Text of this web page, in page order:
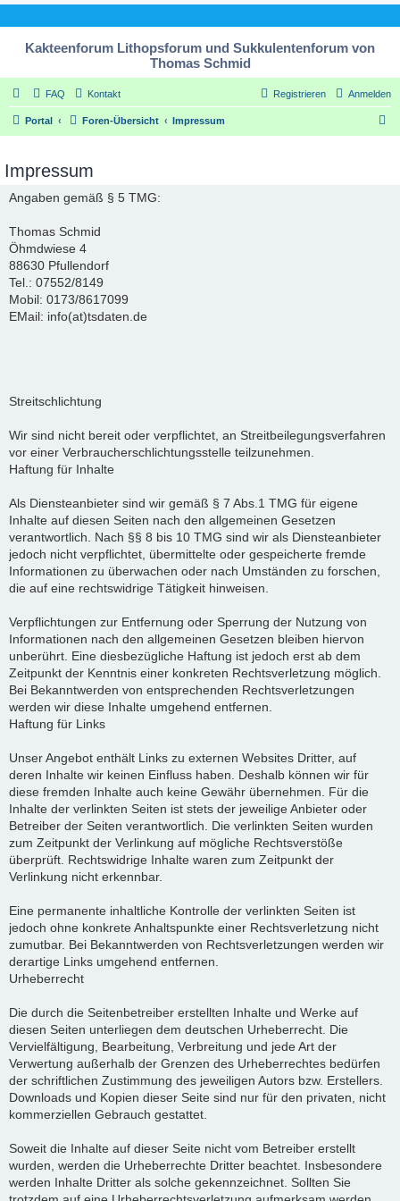
Kakteenforum Lithopsforum und Sukkulentenforum von
Thomas Schmid
FAQ Kontakt Anmelden
Registrieren
Portal Foren-Übersicht Impressum
Impressum
Angaben gemäß § 5 TMG:
Thomas Schmid
Öhmdwiese 4
88630 Pfullendorf
Tel.: 07552/8149
Mobil: 0173/8617099
EMail: info(at)tsdaten.de
Streitschlichtung
Wir sind nicht bereit oder verpflichtet, an Streitbeilegungsverfahren
vor einer Verbraucherschlichtungsstelle teilzunehmen.
Haftung für Inhalte
Als Diensteanbieter sind wir gemäß § 7 Abs.1 TMG für eigene
Inhalte auf diesen Seiten nach den allgemeinen Gesetzen
verantwortlich. Nach §§ 8 bis 10 TMG sind wir als Diensteanbieter
jedoch nicht verpflichtet, übermittelte oder gespeicherte fremde
Informationen zu überwachen oder nach Umständen zu forschen,
die auf eine rechtswidrige Tätigkeit hinweisen.
Verpflichtungen zur Entfernung oder Sperrung der Nutzung von
Informationen nach den allgemeinen Gesetzen bleiben hiervon
unberührt. Eine diesbezügliche Haftung ist jedoch erst ab dem
Zeitpunkt der Kenntnis einer konkreten Rechtsverletzung möglich.
Bei Bekanntwerden von entsprechenden Rechtsverletzungen
werden wir diese Inhalte umgehend entfernen.
Haftung für Links
Unser Angebot enthält Links zu externen Websites Dritter, auf
deren Inhalte wir keinen Einfluss haben. Deshalb können wir für
diese fremden Inhalte auch keine Gewähr übernehmen. Für die
Inhalte der verlinkten Seiten ist stets der jeweilige Anbieter oder
Betreiber der Seiten verantwortlich. Die verlinkten Seiten wurden
zum Zeitpunkt der Verlinkung auf mögliche Rechtsverstöße
überprüft. Rechtswidrige Inhalte waren zum Zeitpunkt der
Verlinkung nicht erkennbar.
Eine permanente inhaltliche Kontrolle der verlinkten Seiten ist
jedoch ohne konkrete Anhaltspunkte einer Rechtsverletzung nicht
zumutbar. Bei Bekanntwerden von Rechtsverletzungen werden wir
derartige Links umgehend entfernen.
Urheberrecht
Die durch die Seitenbetreiber erstellten Inhalte und Werke auf
diesen Seiten unterliegen dem deutschen Urheberrecht. Die
Vervielfältigung, Bearbeitung, Verbreitung und jede Art der
Verwertung außerhalb der Grenzen des Urheberrechtes bedürfen
der schriftlichen Zustimmung des jeweiligen Autors bzw. Erstellers.
Downloads und Kopien dieser Seite sind nur für den privaten, nicht
kommerziellen Gebrauch gestattet.
Soweit die Inhalte auf dieser Seite nicht vom Betreiber erstellt
wurden, werden die Urheberrechte Dritter beachtet. Insbesondere
werden Inhalte Dritter als solche gekennzeichnet. Sollten Sie